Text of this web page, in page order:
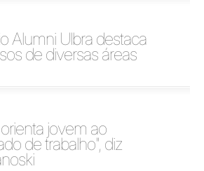
Alumni Ulbra destaca
de diversas áreas
orienta jovem ao
de trabalho", diz